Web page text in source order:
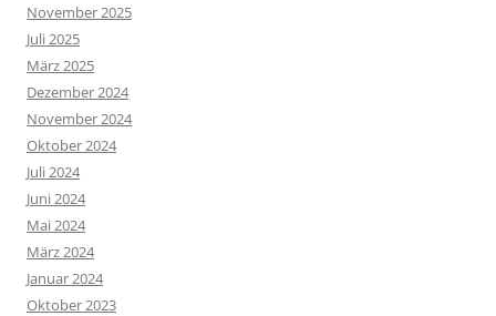
November 2025
Juli 2025
März 2025
Dezember 2024
November 2024
Oktober 2024
Juli 2024
Juni 2024
Mai 2024
März 2024
Januar 2024
Oktober 2023